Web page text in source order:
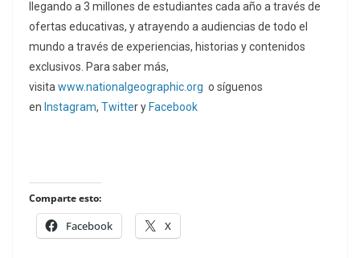
llegando a 3 millones de estudiantes cada año a través de
ofertas educativas, y atrayendo a audiencias de todo el
mundo a través de experiencias, historias y contenidos
exclusivos. Para saber más,
visita www.nationalgeographic.org o síguenos
en Instagram, Twitter y Facebook
Comparte esto:
Facebook X